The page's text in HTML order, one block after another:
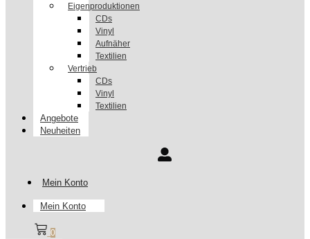
Eigenproduktionen
CDs
Vinyl
Aufnäher
Textilien
Vertrieb
CDs
Vinyl
Textilien
Angebote
Neuheiten
Mein Konto
Mein Konto
0